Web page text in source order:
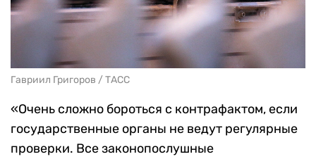
Гавриил Григоров / ТАСС
«Очень сложно бороться с контрафактом, если
государственные органы не ведут регулярные
проверки. Все законопослушные